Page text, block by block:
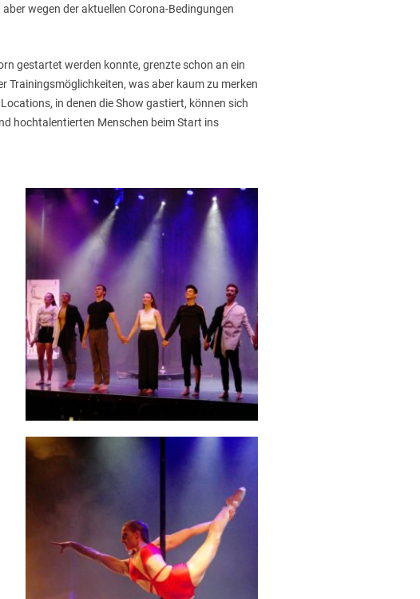
wegen der aktuellen Corona-Bedingungen
gestartet werden konnte, grenzte schon an ein
Trainingsmöglichkeiten, was aber kaum zu merken
in denen die Show gastiert, können sich
hochtalentierten Menschen beim Start ins